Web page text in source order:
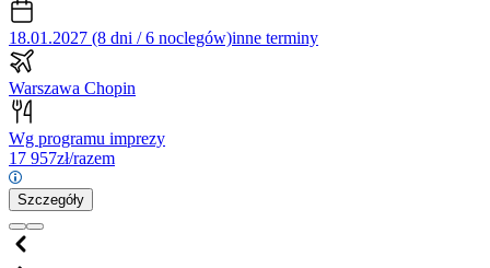
18.01.2027 (8 dni / 6 noclegów)inne terminy
Warszawa Chopin
Wg programu imprezy
17 957zł/razem
Szczegóły